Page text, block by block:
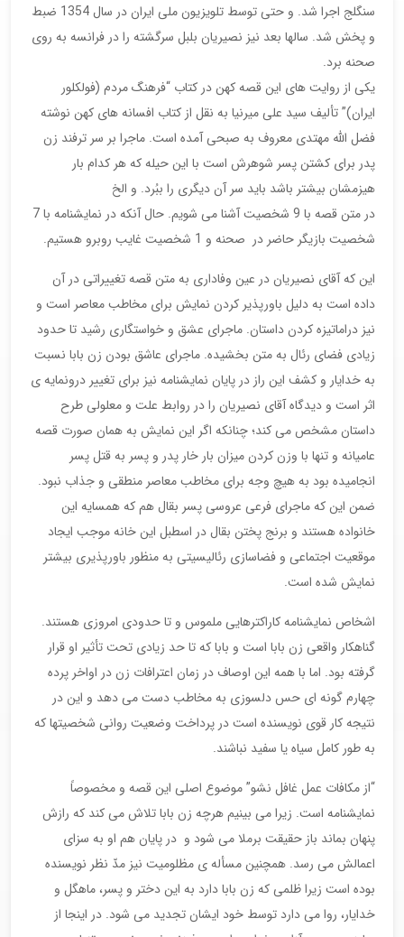
سنگلج اجرا شد. و حتی توسط تلویزیون ملی ایران در سال 1354 ضبط
و پخش شد. سالها بعد نیز نصیریان بلبل سرگشته را در فرانسه به روی
صحنه برد.
یکی از روایت های این قصه کهن در کتاب “فرهنگ مردم (فولکلور
ایران)” تألیف سید علی میرنیا به نقل از کتاب افسانه های کهن نوشته
فضل الله مهتدی معروف به صبحی آمده است. ماجرا بر سر ترفند زن
پدر برای کشتن پسر شوهرش است با این حیله که هر کدام بار
هیزمشان بیشتر باشد باید سر آن دیگری را ببُرد. و الخ
در متن قصه با 9 شخصیت آشنا می شویم. حال آنکه در نمایشنامه با 7
شخصیت بازیگر حاضر در صحنه و 1 شخصیت غایب روبرو هستیم.
این که آقای نصیریان در عین وفاداری به متن قصه تغییراتی در آن
داده است به دلیل باورپذیر کردن نمایش برای مخاطب معاصر است و
نیز دراماتیزه کردن داستان. ماجرای عشق و خواستگاری رشید تا حدود
زیادی فضای رئال به متن بخشیده. ماجرای عاشق بودن زن بابا نسبت
به خدایار و کشف این راز در پایان نمایشنامه نیز برای تغییر درونمایه ی
اثر است و دیدگاه آقای نصیریان را در روابط علت و معلولی طرح
داستان مشخص می کند؛ چنانکه اگر این نمایش به همان صورت قصه
عامیانه و تنها با وزن کردن میزان بار خار پدر و پسر به قتل پسر
انجامیده بود به هیچ وجه برای مخاطب معاصر منطقی و جذاب نبود.
ضمن این که ماجرای فرعی عروسی پسر بقال هم که همسایه این
خانواده هستند و برنج پختن بقال در اسطبل این خانه موجب ایجاد
موقعیت اجتماعی و فضاسازی رئالیسیتی به منظور باورپذیری بیشتر
نمایش شده است.
اشخاص نمایشنامه کاراکترهایی ملموس و تا حدودی امروزی هستند.
گناهکار واقعی زن بابا است و بابا که تا حد زیادی تحت تأثیر او قرار
گرفته بود. اما با همه این اوصاف در زمان اعترافات زن در اواخر پرده
چهارم گونه ای حس دلسوزی به مخاطب دست می دهد و این در
نتیجه کار قوی نویسنده است در پرداخت وضعیت روانی شخصیتها که
به طور کامل سیاه یا سفید نباشند.
“از مکافات عمل غافل نشو” موضوع اصلی این قصه و مخصوصاً
نمایشنامه است. زیرا می بینیم هرچه زن بابا تلاش می کند که رازش
پنهان بماند باز حقیقت برملا می شود و در پایان هم او به سزای
اعمالش می رسد. همچنین مسأله ی مظلومیت نیز مدّ نظر نویسنده
بوده است زیرا ظلمی که زن بابا دارد به این دختر و پسر، ماهگل و
خدایار، روا می دارد توسط خود ایشان تجدید می شود. در اینجا از